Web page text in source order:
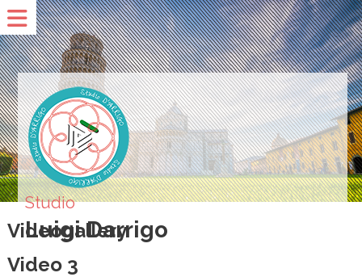
Studio
Luigi Darrigo
Videogallery
Video 3